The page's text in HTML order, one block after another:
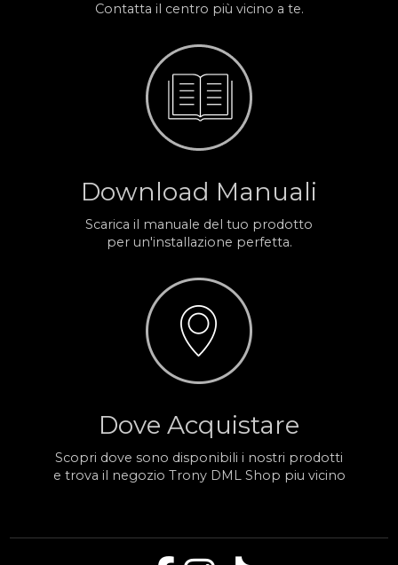
Contatta il centro più vicino a te.
Download Manuali
Scarica il manuale del tuo prodotto
per un'installazione perfetta.
Dove Acquistare
Scopri dove sono disponibili i nostri prodotti
e trova il negozio Trony DML Shop piu vicino